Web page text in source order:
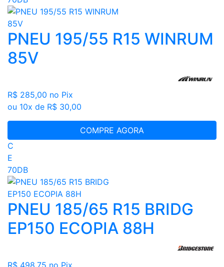
PNEU 195/55 R15 WINRUM
85V
R$ 285,00 no Pix
ou 10x de R$ 30,00
COMPRE AGORA
C
E
70DB
PNEU 185/65 R15 BRIDG
EP150 ECOPIA 88H
R$ 498,75 no Pix